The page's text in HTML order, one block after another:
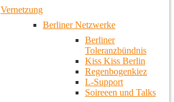
Vernetzung
Berliner Netzwerke
Berliner
Toleranzbündnis
Kiss Kiss Berlin
Regenbogenkiez
L-Support
Soireeen und Talks